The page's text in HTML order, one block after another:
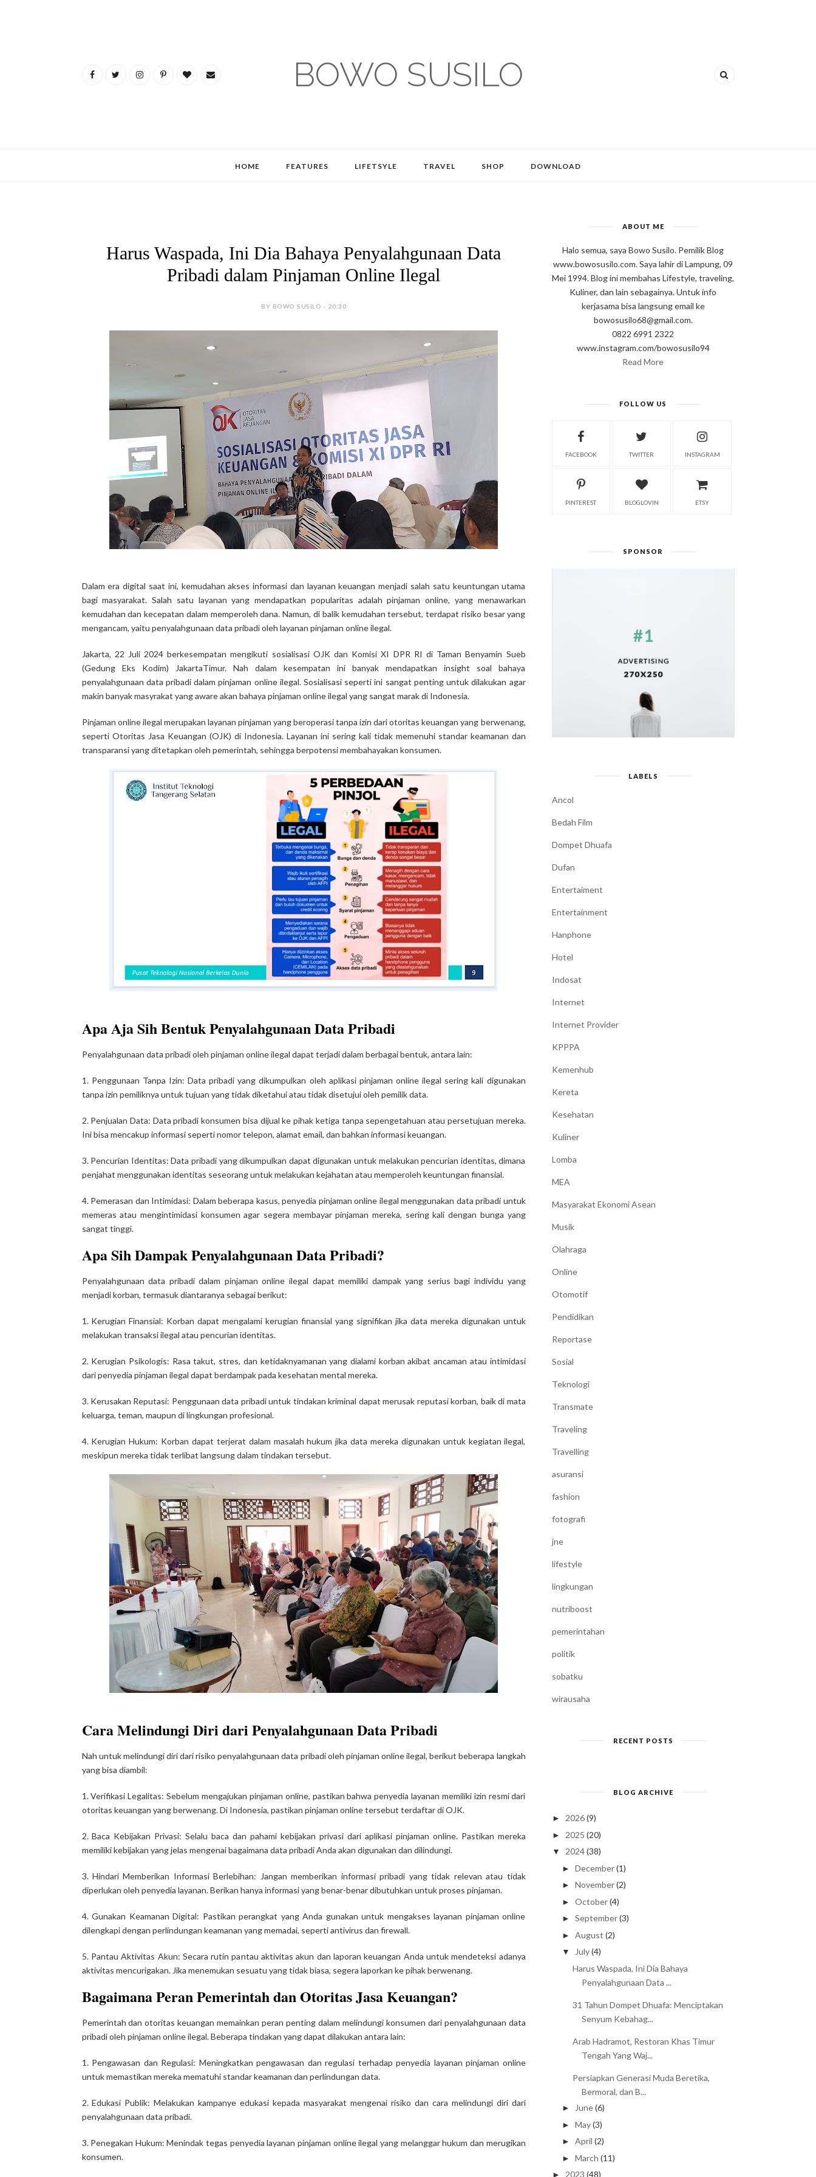
BOWO SUSILO
HOME FEATURES LIFETSYLE TRAVEL SHOP DOWNLOAD
Harus Waspada, Ini Dia Bahaya Penyalahgunaan Data
Pribadi dalam Pinjaman Online Ilegal
BY BOWO SUSILO - 20:30
Dalam era digital saat ini, kemudahan akses informasi dan layanan keuangan menjadi salah satu keuntungan utama
bagi masyarakat. Salah satu layanan yang mendapatkan popularitas adalah pinjaman online, yang menawarkan
kemudahan dan kecepatan dalam memperoleh dana. Namun, di balik kemudahan tersebut, terdapat risiko besar yang
mengancam, yaitu penyalahgunaan data pribadi oleh layanan pinjaman online ilegal.
Jakarta, 22 Juli 2024 berkesempatan mengikuti sosialisasi OJK dan Komisi XI DPR RI di Taman Benyamin Sueb
(Gedung Eks Kodim) JakartaTimur. Nah dalam kesempatan ini banyak mendapatkan insight soal bahaya
penyalahgunaan data pribadi dalam pinjaman online ilegal. Sosialisasi seperti ini sangat penting untuk dilakukan agar
makin banyak masyrakat yang aware akan bahaya pinjaman online ilegal yang sangat marak di Indonesia.
Pinjaman online ilegal merupakan layanan pinjaman yang beroperasi tanpa izin dari otoritas keuangan yang berwenang,
seperti Otoritas Jasa Keuangan (OJK) di Indonesia. Layanan ini sering kali tidak memenuhi standar keamanan dan
transparansi yang ditetapkan oleh pemerintah, sehingga berpotensi membahayakan konsumen.
Apa Aja Sih Bentuk Penyalahgunaan Data Pribadi
Penyalahgunaan data pribadi oleh pinjaman online ilegal dapat terjadi dalam berbagai bentuk, antara lain:
1. Penggunaan Tanpa Izin: Data pribadi yang dikumpulkan oleh aplikasi pinjaman online ilegal sering kali digunakan
tanpa izin pemiliknya untuk tujuan yang tidak diketahui atau tidak disetujui oleh pemilik data.
2. Penjualan Data: Data pribadi konsumen bisa dijual ke pihak ketiga tanpa sepengetahuan atau persetujuan mereka.
Ini bisa mencakup informasi seperti nomor telepon, alamat email, dan bahkan informasi keuangan.
3. Pencurian Identitas: Data pribadi yang dikumpulkan dapat digunakan untuk melakukan pencurian identitas, dimana
penjahat menggunakan identitas seseorang untuk melakukan kejahatan atau memperoleh keuntungan finansial.
4. Pemerasan dan Intimidasi: Dalam beberapa kasus, penyedia pinjaman online ilegal menggunakan data pribadi untuk
memeras atau mengintimidasi konsumen agar segera membayar pinjaman mereka, sering kali dengan bunga yang
sangat tinggi.
Apa Sih Dampak Penyalahgunaan Data Pribadi?
Penyalahgunaan data pribadi dalam pinjaman online ilegal dapat memiliki dampak yang serius bagi individu yang
menjadi korban, termasuk diantaranya sebagai berikut:
1. Kerugian Finansial: Korban dapat mengalami kerugian finansial yang signifikan jika data mereka digunakan untuk
melakukan transaksi ilegal atau pencurian identitas.
2. Kerugian Psikologis: Rasa takut, stres, dan ketidaknyamanan yang dialami korban akibat ancaman atau intimidasi
dari penyedia pinjaman ilegal dapat berdampak pada kesehatan mental mereka.
3. Kerusakan Reputasi: Penggunaan data pribadi untuk tindakan kriminal dapat merusak reputasi korban, baik di mata
keluarga, teman, maupun di lingkungan profesional.
4. Kerugian Hukum: Korban dapat terjerat dalam masalah hukum jika data mereka digunakan untuk kegiatan ilegal,
meskipun mereka tidak terlibat langsung dalam tindakan tersebut.
Cara Melindungi Diri dari Penyalahgunaan Data Pribadi
Nah untuk melindungi diri dari risiko penyalahgunaan data pribadi oleh pinjaman online ilegal, berikut beberapa langkah
yang bisa diambil:
1. Verifikasi Legalitas: Sebelum mengajukan pinjaman online, pastikan bahwa penyedia layanan memiliki izin resmi dari
otoritas keuangan yang berwenang. Di Indonesia, pastikan pinjaman online tersebut terdaftar di OJK.
2. Baca Kebijakan Privasi: Selalu baca dan pahami kebijakan privasi dari aplikasi pinjaman online. Pastikan mereka
memiliki kebijakan yang jelas mengenai bagaimana data pribadi Anda akan digunakan dan dilindungi.
3. Hindari Memberikan Informasi Berlebihan: Jangan memberikan informasi pribadi yang tidak relevan atau tidak
diperlukan oleh penyedia layanan. Berikan hanya informasi yang benar-benar dibutuhkan untuk proses pinjaman.
4. Gunakan Keamanan Digital: Pastikan perangkat yang Anda gunakan untuk mengakses layanan pinjaman online
dilengkapi dengan perlindungan keamanan yang memadai, seperti antivirus dan firewall.
5. Pantau Aktivitas Akun: Secara rutin pantau aktivitas akun dan laporan keuangan Anda untuk mendeteksi adanya
aktivitas mencurigakan. Jika menemukan sesuatu yang tidak biasa, segera laporkan ke pihak berwenang.
Bagaimana Peran Pemerintah dan Otoritas Jasa Keuangan?
Pemerintah dan otoritas keuangan memainkan peran penting dalam melindungi konsumen dari penyalahgunaan data
pribadi oleh pinjaman online ilegal. Beberapa tindakan yang dapat dilakukan antara lain:
1. Pengawasan dan Regulasi: Meningkatkan pengawasan dan regulasi terhadap penyedia layanan pinjaman online
untuk memastikan mereka mematuhi standar keamanan dan perlindungan data.
2. Edukasi Publik: Melakukan kampanye edukasi kepada masyarakat mengenai risiko dan cara melindungi diri dari
penyalahgunaan data pribadi.
3. Penegakan Hukum: Menindak tegas penyedia layanan pinjaman online ilegal yang melanggar hukum dan merugikan
konsumen.
ABOUT ME
Halo semua, saya Bowo Susilo. Pemilik Blog
www.bowosusilo.com. Saya lahir di Lampung, 09
Mei 1994. Blog ini membahas Lifestyle, traveling,
Kuliner, dan lain sebagainya. Untuk info
kerjasama bisa langsung email ke
bowosusilo68@gmail.com.
0822 6991 2322
www.instagram.com/bowosusilo94
Read More
FOLLOW US
FACEBOOK TWITTER INSTAGRAM
PINTEREST BLOGLOVIN ETSY
SPONSOR
LABELS
Ancol
Bedah Film
Dompet Dhuafa
Dufan
Entertaiment
Entertainment
Hanphone
Hotel
Indosat
Internet
Internet Provider
KPPPA
Kemenhub
Kereta
Kesehatan
Kuliner
Lomba
MEA
Masyarakat Ekonomi Asean
Musik
Olahraga
Online
Otomotif
Pendidikan
Reportase
Sosial
Teknologi
Transmate
Traveling
Travelling
asuransi
fashion
fotografi
jne
lifestyle
lingkungan
nutriboost
pemerintahan
politik
sobatku
wirausaha
RECENT POSTS
BLOG ARCHIVE
► 2026 (9)
► 2025 (20)
▼ 2024 (38)
►December(1)
►November(2)
►October(4)
►September(3)
►August (2)
▼ July(4)
Harus Waspada, Ini Dia Bahaya
Penyalahgunaan Data ...
31 Tahun Dompet Dhuafa: Menciptakan
Senyum Kebahag...
Arab Hadramot, Restoran Khas Timur
Tengah Yang Waj...
Persiapkan Generasi Muda Beretika,
Bermoral, dan B...
►June(6)
►May(3)
►April (2)
►March (11)
► 2023 (48)